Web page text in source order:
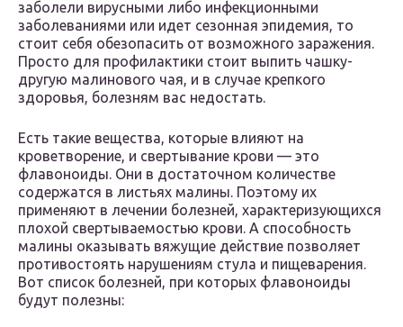
заболели вирусными либо инфекционными
заболеваниями или идет сезонная эпидемия, то
стоит себя обезопасить от возможного заражения.
Просто для профилактики стоит выпить чашку-
другую малинового чая, и в случае крепкого
здоровья, болезням вас недостать.
Есть такие вещества, которые влияют на
кроветворение, и свертывание крови — это
флавоноиды. Они в достаточном количестве
содержатся в листьях малины. Поэтому их
применяют в лечении болезней, характеризующихся
плохой свертываемостью крови. А способность
малины оказывать вяжущие действие позволяет
противостоять нарушениям стула и пищеварения.
Вот список болезней, при которых флавоноиды
будут полезны: